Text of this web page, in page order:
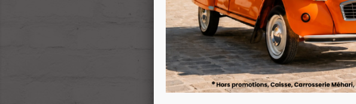
-15%